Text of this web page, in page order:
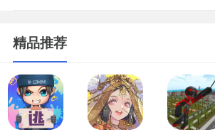
精品推荐